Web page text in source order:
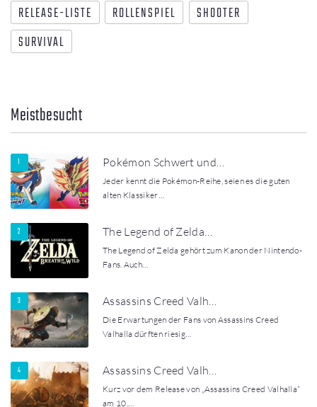
RELEASE-LISTE
ROLLENSPIEL
SHOOTER
SURVIVAL
Meistbesucht
Pokémon Schwert und…
Jeder kennt die Pokémon-Reihe, seien es die guten
alten Klassiker…
The Legend of Zelda…
The Legend of Zelda gehört zum Kanon der Nintendo-
Fans. Auch…
Assassins Creed Valh…
Die Erwartungen der Fans von Assassins Creed
Valhalla dürften riesig…
Assassins Creed Valh…
Kurz vor dem Release von „Assassins Creed Valhalla“
am 10.…